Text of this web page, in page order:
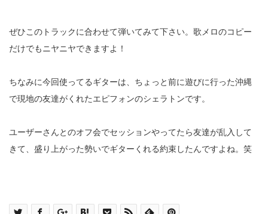
ぜひこのトラックに合わせて弾いてみて下さい。歌メロのコピー
だけでもニヤニヤできますよ！
ちなみに今回使ってるギターは、ちょっと前に遊びに行った沖縄
で現地の友達がくれたエピフォンのシェラトンです。
ユーザーさんとのオフ会でセッションやってたら友達が乱入して
きて、盛り上がった勢いでギターくれる約束したんですよね。笑